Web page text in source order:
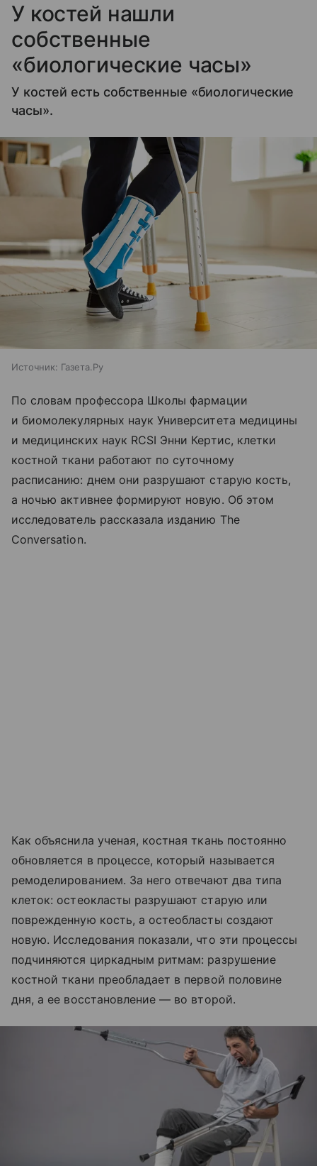
У костей нашли
собственные
«биологические часы»
У костей есть собственные «биологические
часы».
Источник: Газета.Ру
По словам профессора Школы фармации
и биомолекулярных наук Университета медицины
и медицинских наук RCSI Энни Кертис, клетки
костной ткани работают по суточному
расписанию: днем они разрушают старую кость,
а ночью активнее формируют новую. Об этом
исследователь рассказала изданию The
Conversation.
Как объяснила ученая, костная ткань постоянно
обновляется в процессе, который называется
ремоделированием. За него отвечают два типа
клеток: остеокласты разрушают старую или
поврежденную кость, а остеобласты создают
новую. Исследования показали, что эти процессы
подчиняются циркадным ритмам: разрушение
костной ткани преобладает в первой половине
дня, а ее восстановление — во второй.